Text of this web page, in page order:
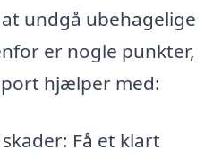
undgå ubehagelige
er nogle punkter,
hjælper med:
Få et klart